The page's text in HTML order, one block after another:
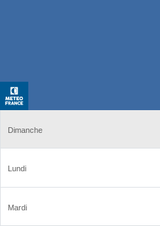
Dimanche
Lundi
Mardi